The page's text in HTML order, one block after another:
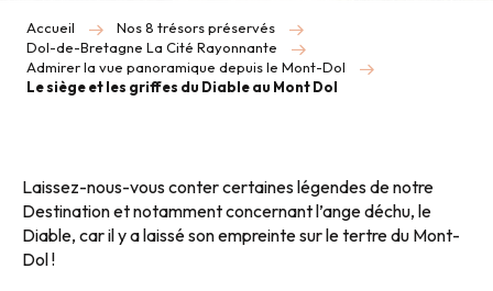
Accueil
Nos 8 trésors préservés
Dol-de-Bretagne La Cité Rayonnante
Admirer la vue panoramique depuis le Mont-Dol
Le siège et les griffes du Diable au Mont Dol
Laissez-nous-vous conter certaines légendes de notre
Destination et notamment concernant l’ange déchu, le
Diable, car il y a laissé son empreinte sur le tertre du Mont-
Dol !